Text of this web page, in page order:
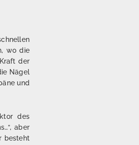
wo die
der
Nägel
und
des
aber
besteht